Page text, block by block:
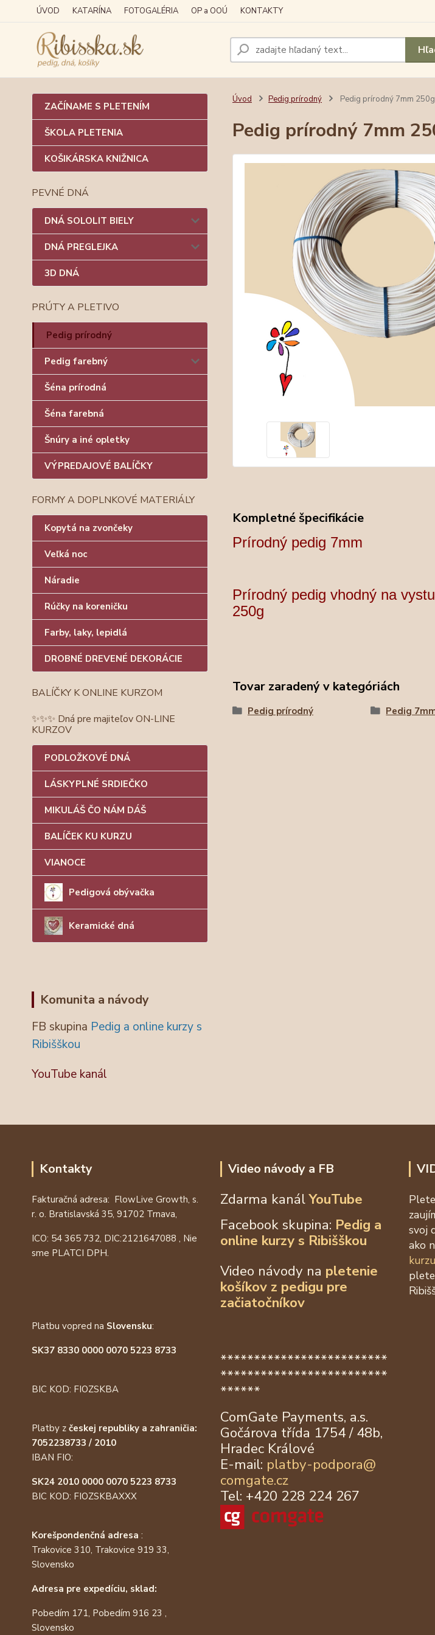
ÚVOD KATARÍNA FOTOGALÉRIA OP a OOÚ KONTAKTY
ZAČÍNAME S PLETENÍM
ŠKOLA PLETENIA
KOŠIKÁRSKA KNIŽNICA
PEVNÉ DNÁ
DNÁ SOLOLIT BIELY
DNÁ PREGLEJKA
3D DNÁ
PRÚTY A PLETIVO
Pedig prírodný
Pedig farebný
Šéna prírodná
Šéna farebná
Šnúry a iné opletky
VÝPREDAJOVÉ BALÍČKY
FORMY A DOPLNKOVÉ MATERIÁLY
Kopytá na zvončeky
Veľká noc
Náradie
Rúčky na koreničku
Farby, laky, lepidlá
DROBNÉ DREVENÉ DEKORÁCIE
BALÍČKY K ONLINE KURZOM
✨✨✨ Dná pre majiteľov ON-LINE
KURZOV
PODLOŽKOVÉ DNÁ
LÁSKYPLNÉ SRDIEČKO
MIKULÁŠ ČO NÁM DÁŠ
BALÍČEK KU KURZU
VIANOCE
Pedigová obývačka
Keramické dná
Komunita a návody
FB skupina Pedig a online kurzy s
Ribišškou
YouTube kanál
Úvod Pedig prírodný Pedig prírodný 7mm 250g
Pedig prírodný 7mm
Kompletné špecifikácie
Prírodný pedig 7mm
Prírodný pedig vhodný na
250g
Tovar zaradený v kategóriách
Pedig prírodný Pedig
Kontakty
Fakturačná adresa: FlowLive Growth, s.
r. o. Bratislavská 35, 91702 Trnava,
ICO: 54 365 732, DIC:2121647088 , Nie
sme PLATCI DPH.
Platbu vopred na Slovensku:
SK37 8330 0000 0070 5223 8733
BIC KOD: FIOZSKBA
Platby z českej republiky a zahraničia:
7052238733 / 2010
IBAN FIO:
SK24 2010 0000 0070 5223 8733
BIC KOD: FIOZSKBAXXX
Korešpondenčná adresa :
Trakovice 310, Trakovice 919 33,
Slovensko
Adresa pre expedíciu, sklad:
Pobedím 171, Pobedím 916 23 ,
Slovensko
Video návody a FB
Zdarma kanálYouTube
Facebook skupina: Pedig a
online kurzy s Ribišškou
Video návody na pletenie
košíkov z pedigu pre
začiatočníkov
*************************
*************************
******
ComGate Payments, a.s.
Gočárova třída 1754 / 48b,
Hradec Králové
E-mail: platby-podpora@
comgate.cz
Tel: +420 228 224 267
svoj
ako